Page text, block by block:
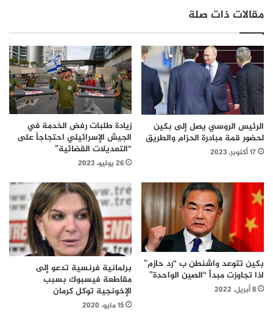
مقالات ذات صلة
الرئيس الروسي يصل إلى بكين
لحضور قمة مبادرة الحزام والطريق
17 أكتوبر، 2023
زيادة طلبات رفض الخدمة في
الجيش الإسرائيلي احتجاجاً على
“التعديلات القضائية”
26 يوليو، 2023
بكين تتوعد واشنطن ب “رد حازم”
اذا تجاوزت مبدأ “الصين الواحدة”
8 أبريل، 2022
برلمانية فرنسية تدعو إلى
مقاطعة فيسبوك بسبب
الإخونجية توكل كرمان
15 مايو، 2020